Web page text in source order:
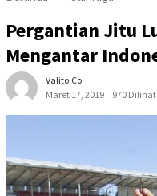
Pergantian Jitu
Mengantar
Valito.co
Maret 17, 2019
970 Dilihat